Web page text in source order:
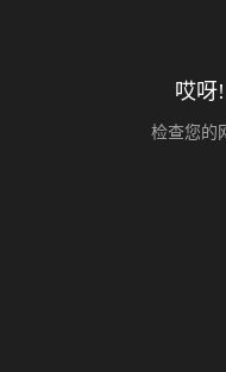
哎呀
检查您的